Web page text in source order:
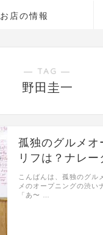
お店の情報
― TAG ―
野田圭一
孤独のグルメオ
リフは？ナレー
こんばんは、孤独のグル
メのオープニングの渋い
「あ〜 …